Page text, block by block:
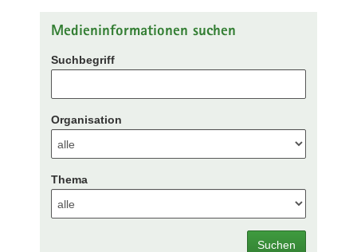
Medieninformationen suchen
Suchbegriff
Organisation
Thema
Suchen